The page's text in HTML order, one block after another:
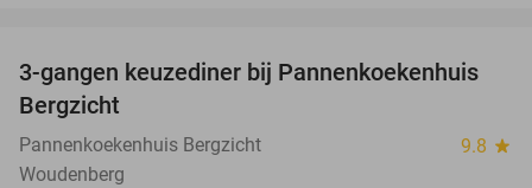
42%
3-gangen keuzediner bij Pannenkoekenhuis
Bergzicht
Pannenkoekenhuis Bergzicht 9.8 star
Woudenberg